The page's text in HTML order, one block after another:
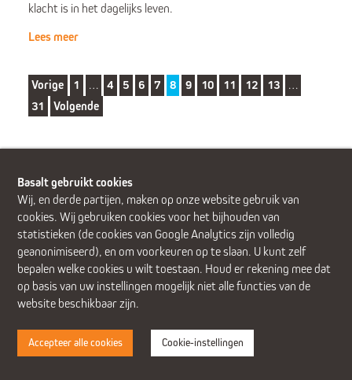
klacht is in het dagelijks leven.
Lees meer
Vorige 1 … 4 5 6 7 8 9 10 11 12 13
…
31
Volgende
Alphen aan den Rijn (Alrijne Ziekenhuis) Delft
Den Haag
Gouda
Leiden
Leiderdorp (Alrijne Ziekenhuis)
Zoetermeer
Cookies Privacy
Basalt gebruikt cookies
Wij, en derde partijen, maken op onze website gebruik van
cookies. Wij gebruiken cookies voor het bijhouden van
statistieken (de cookies van Google Analytics zijn volledig
geanonimiseerd), en om voorkeuren op te slaan. U kunt zelf
bepalen welke cookies u wilt toestaan. Houd er rekening mee dat
op basis van uw instellingen mogelijk niet alle functies van de
website beschikbaar zijn.
Accepteer alle cookies Cookie-instellingen